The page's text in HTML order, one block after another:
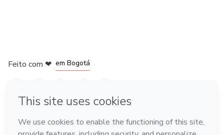
Feito com ❤ em Bogotá
Conheça a Hotmart